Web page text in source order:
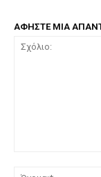
ΑΦΗΣΤΕ ΜΙΑ